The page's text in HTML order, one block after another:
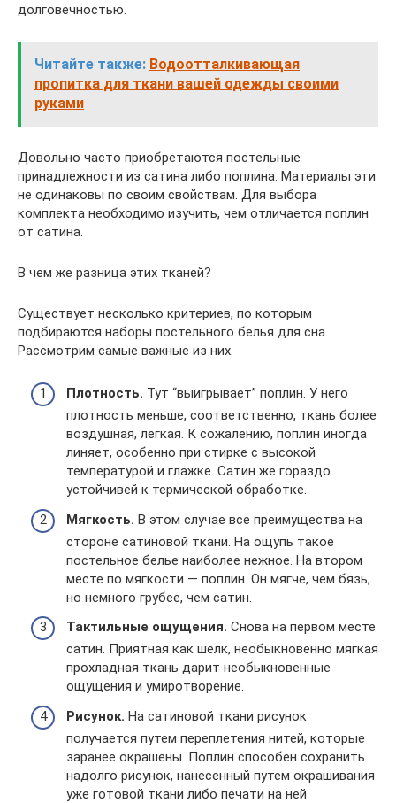
долговечностью.
Читайте также: Водоотталкивающая
пропитка для ткани вашей одежды своими
руками
Довольно часто приобретаются постельные
принадлежности из сатина либо поплина. Материалы эти
не одинаковы по своим свойствам. Для выбора
комплекта необходимо изучить, чем отличается поплин
от сатина.
В чем же разница этих тканей?
Существует несколько критериев, по которым
подбираются наборы постельного белья для сна.
Рассмотрим самые важные из них.
Плотность. Тут “выигрывает” поплин. У него
плотность меньше, соответственно, ткань более
воздушная, легкая. К сожалению, поплин иногда
линяет, особенно при стирке с высокой
температурой и глажке. Сатин же гораздо
устойчивей к термической обработке.
Мягкость. В этом случае все преимущества на
стороне сатиновой ткани. На ощупь такое
постельное белье наиболее нежное. На втором
месте по мягкости — поплин. Он мягче, чем бязь,
но немного грубее, чем сатин.
Тактильные ощущения. Снова на первом месте
сатин. Приятная как шелк, необыкновенно мягкая
прохладная ткань дарит необыкновенные
ощущения и умиротворение.
Рисунок. На сатиновой ткани рисунок
получается путем переплетения нитей, которые
заранее окрашены. Поплин способен сохранить
надолго рисунок, нанесенный путем окрашивания
уже готовой ткани либо печати на ней